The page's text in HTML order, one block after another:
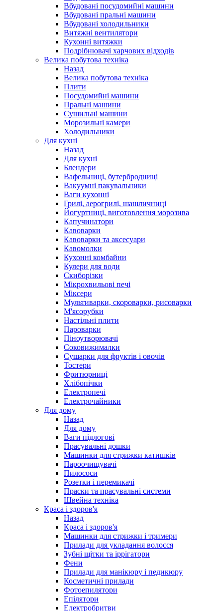
Вбудовані посудомийні машини
Вбудовані пральні машини
Вбудовані холодильники
Витяжні вентилятори
Кухонні витяжки
Подрібнювачі харчових відходів
Велика побутова техніка
Назад
Велика побутова техніка
Плити
Посудомийні машини
Пральні машини
Сушильні машини
Морозильні камери
Холодильники
Для кухні
Назад
Для кухні
Блендери
Вафельниці, бутербродниці
Вакуумні пакувальники
Ваги кухонні
Грилі, аерогрилі, шашличниці
Йогуртниці, виготовлення морозива
Капучинатори
Кавоварки
Кавоварки та аксесуари
Кавомолки
Кухонні комбайни
Кулери для води
Скиборізки
Мікрохвильові печі
Міксери
Мультиварки, скороварки, рисоварки
М'ясорубки
Настільні плити
Пароварки
Піноутворювачі
Соковижималки
Сушарки для фруктів і овочів
Тостери
Фритюрниці
Хлібопічки
Електропечі
Електрочайники
Для дому
Назад
Для дому
Ваги підлогові
Прасувальні дошки
Машинки для стрижки катишків
Пароочищувачі
Пилососи
Розетки і перемикачі
Праски та прасувальні системи
Швейна техніка
Краса і здоров'я
Назад
Краса і здоров'я
Машинки для стрижки і тримери
Прилади для укладання волосся
Зубні щітки та іррігатори
Фени
Прилади для манікюру і педикюру
Косметичні прилади
Фотоепилятори
Епілятори
Електробритви